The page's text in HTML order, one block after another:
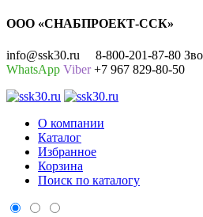
ООО «СНАБПРОЕКТ-ССК»
info@ssk30.ru
8-800-201-87-80
WhatsApp Viber+7 967 829-80-50
О компании
Каталог
Избранное
Корзина
Поиск по каталогу